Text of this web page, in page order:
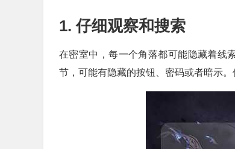
1. 仔细观察和搜索
在密室中，每一个角落都可能隐藏着线
节，可能有隐藏的按钮、密码或者暗示